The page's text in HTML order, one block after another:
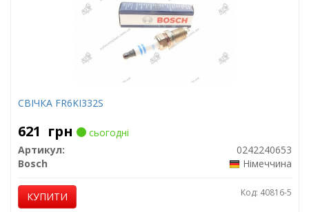
СВІЧКА FR6KI332S
621 грн
сьогодні
Артикул:
0242240653
Bosch
Німеччина
КУПИТИ Код: 40816-5